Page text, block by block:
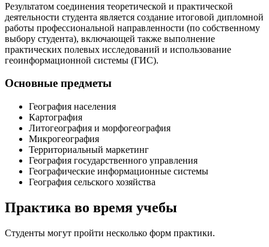
Результатом соединения теоретической и практической
деятельности студента является создание итоговой дипломной
работы профессиональной направленности (по собственному
выбору студента), включающей также выполнение
практических полевых исследований и использование
геоинформационной системы (ГИС).
Основные предметы
География населения
Картография
Литогеография и морфогеография
Микрогеография
Территориальный маркетинг
География государственного управления
Географические информационные системы
География сельского хозяйства
Практика во время учебы
Студенты могут пройти несколько форм практики.